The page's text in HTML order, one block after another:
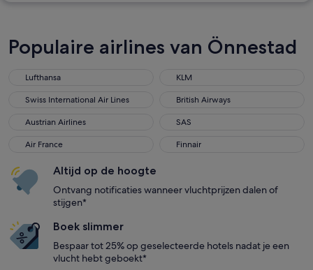
Populaire airlines van Önnestad
Lufthansa
KLM
Swiss International Air Lines
British Airways
Austrian Airlines
SAS
Air France
Finnair
Altijd op de hoogte
Ontvang notificaties wanneer vluchtprijzen dalen of
stijgen*
Boek slimmer
Bespaar tot 25% op geselecteerde hotels nadat je een
vlucht hebt geboekt*